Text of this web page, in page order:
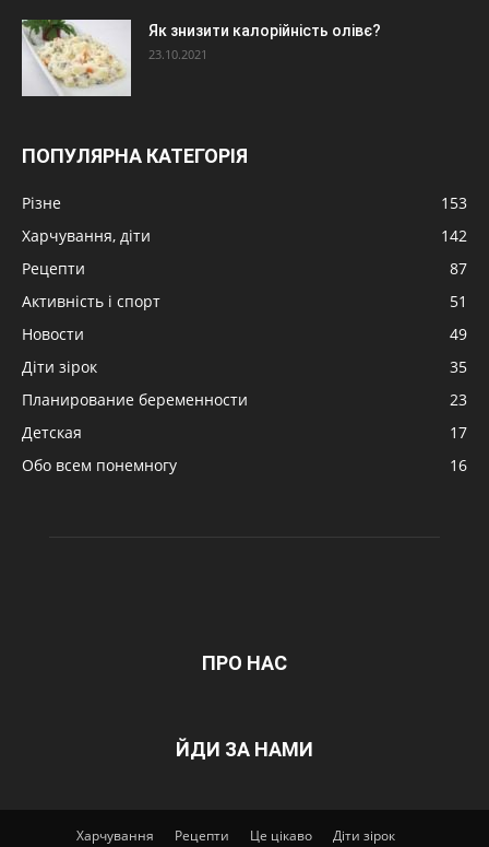
Як знизити калорійність олівє?
23.10.2021
ПОПУЛЯРНА КАТЕГОРІЯ
Різне
153
Харчування, діти
142
Рецепти
87
Активність і спорт
51
Новости
49
Діти зірок
35
Планирование беременности
23
Детская
17
Обо всем понемногу
16
ПРО НАС
ЙДИ ЗА НАМИ
Харчування Рецепти Це цікаво Діти зірок